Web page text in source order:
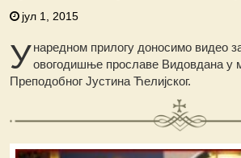
јул 1, 2015
Унаредном прилогу доносимо видео
овогодишње прославе Видовдана у
Преподобног Јустина Ћелијског.